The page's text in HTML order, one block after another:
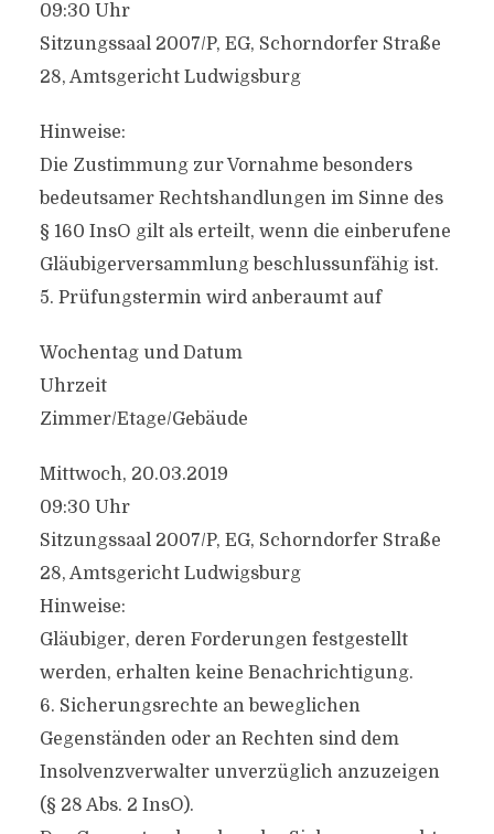
09:30 Uhr
Sitzungssaal 2007/P, EG, Schorndorfer Straße
28, Amtsgericht Ludwigsburg
Hinweise:
Die Zustimmung zur Vornahme besonders
bedeutsamer Rechtshandlungen im Sinne des
§ 160 InsO gilt als erteilt, wenn die einberufene
Gläubigerversammlung beschlussunfähig ist.
5. Prüfungstermin wird anberaumt auf
Wochentag und Datum
Uhrzeit
Zimmer/Etage/Gebäude
Mittwoch, 20.03.2019
09:30 Uhr
Sitzungssaal 2007/P, EG, Schorndorfer Straße
28, Amtsgericht Ludwigsburg
Hinweise:
Gläubiger, deren Forderungen festgestellt
werden, erhalten keine Benachrichtigung.
6. Sicherungsrechte an beweglichen
Gegenständen oder an Rechten sind dem
Insolvenzverwalter unverzüglich anzuzeigen
(§ 28 Abs. 2 InsO).